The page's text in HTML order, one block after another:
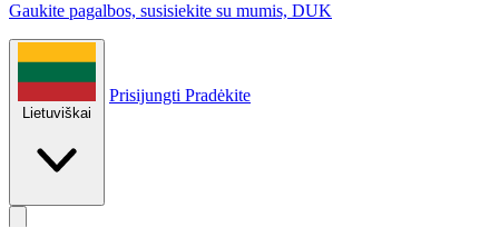
Gaukite pagalbos, susisiekite su mumis, DUK
Lietuviškai
Prisijungti Pradėkite